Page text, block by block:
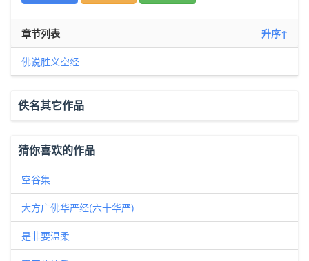
章节列表 升序↑
佛说胜义空经
佚名其它作品
猜你喜欢的作品
空谷集
大方广佛华严经(六十华严)
是非要温柔